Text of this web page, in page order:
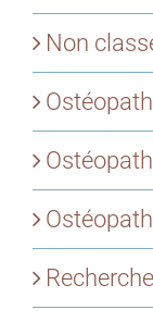
Non
Recherche